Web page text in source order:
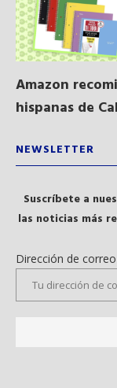
Amazon
hispanas de
NEWSLETTER
Suscríbete a
las noticias más
Dirección de